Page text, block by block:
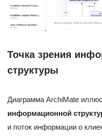
Точка зрения
структуры
Диаграмма ArchiMate
информационной
и поток информации о